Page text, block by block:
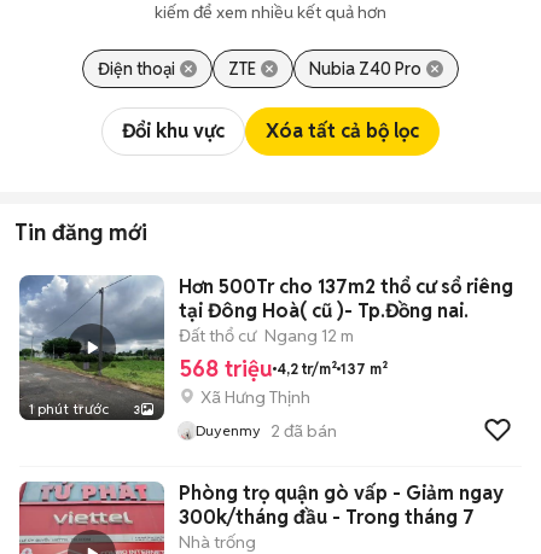
kiếm để xem nhiều kết quả hơn
Điện thoại ZTE Nubia Z40 Pro
Đổi khu vực Xóa tất cả bộ lọc
Tin đăng mới
1 phút trước 3
Hơn 500Tr cho 137m2 thổ cư sổ riêng
tại Đông Hoà( cũ )- Tp.Đồng nai.
Đất thổ cư Ngang 12 m
568 triệu 4,2 tr/m² 137 m²
Xã Hưng Thịnh
Duyenmy 2 đã bán
Phòng trọ quận gò vấp - Giảm ngay
300k/tháng đầu - Trong tháng 7
Nhà trống